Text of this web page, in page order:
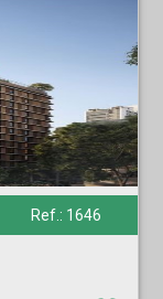
Ref.: 1646